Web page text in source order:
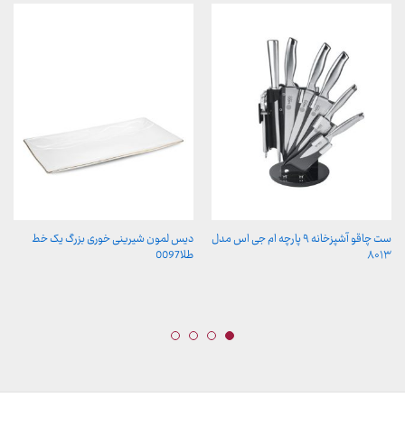
ست چاقو آشپزخانه ۹ پارچه ام جی اس مدل
۸۰۱۳
دیس لمون شیرینی خوری بزرگ یک خط
طلا0097